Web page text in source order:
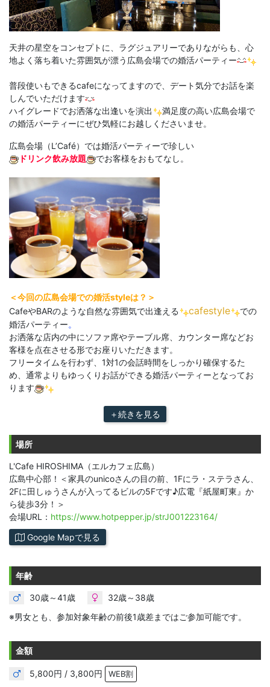
場所
L'Cafe HIROSHIMA（エルカフェ広島）
広島中心部！＜家具のunicoさんの目の前、1Fにラ・ステラさん、
2Fに田しゅうさんが入ってるビルの5Fです♪広電『紙屋町東』か
ら徒歩3分！＞
会場URL： https://www.hotpepper.jp/strJ001223164/
Google Mapで見る
年齢
30歳～41歳
32歳～38歳
※男女とも、参加対象年齢の前後1歳差まではご参加可能です。
金額
5,800円 / 3,800円 WEB割
天井の星空をコンセプトに、ラグジュアリーでありながらも、心
地よく落ち着いた雰囲気が漂う広島会場での婚活パーティー
普段使いもできるcafeになってますので、デート気分でお話を楽
しんでいただけます
ハイグレードでお洒落な出逢いを演出
満足度の高い広島会場で
の婚活パーティーにぜひ気軽にお越しくださいませ。
広島会場（L’Café）では婚活パーティーで珍しい
ドリンク飲み放題
でお客様をおもてなし。
＜今回の広島会場での婚活styleは？＞
CafeやBARのような自然な雰囲気で出逢える
cafestyle
での
婚活パーティー。
お洒落な店内の中にソファ席やテーブル席、カウンター席などお
客様を点在させる形でお座りいただきます。
フリータイムを行わず、1対1の会話時間をしっかり確保するた
め、通常よりもゆっくりお話ができる婚活パーティーとなってお
ります
＋続きを見る